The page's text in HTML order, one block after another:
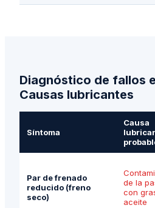
Diagnóstico de fallos
Causas lubricantes
Síntoma
Causa
Par de frenado
reducido (freno
seco)
de la
con
aceite